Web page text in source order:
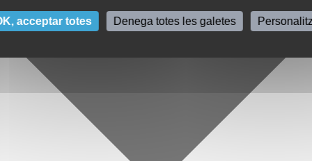
acceptar totes Denega totes les galetes